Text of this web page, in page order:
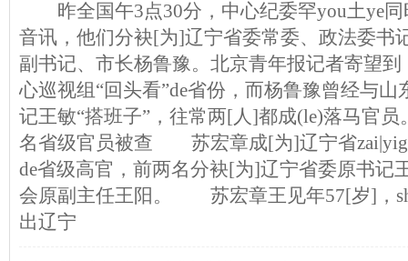
昨全国午3点30分，中心纪委罕you土ye同
音讯，他们分袂[为]辽宁省委常委、政法委书
副书记、市长杨鲁豫。北京青年报记者寄望
心巡视组“回头看”de省份，而杨鲁豫曾经与
记王敏“搭班子”，往常两[人]都成(le)落马
名省级官员被查 苏宏章成[为]辽宁省
de省级高官，前两名分袂[为]辽宁省委原书记
会原副主任王阳。 苏宏章王见年57[岁]，
出辽宁